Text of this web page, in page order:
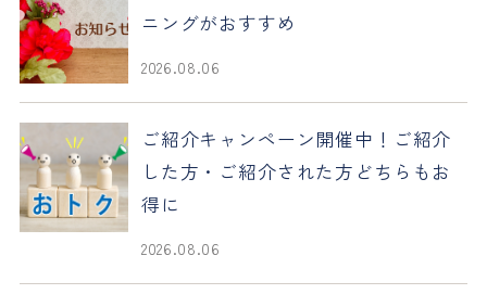
ニングがおすすめ
2026.08.06
ご紹介キャンペーン開催中！ご紹介
した方・ご紹介された方どちらもお
得に
2026.08.06